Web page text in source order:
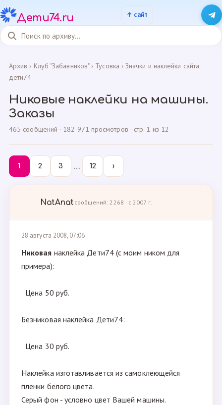
Дети74.ru
Архив › Клуб "Забавников"› Тусовка ›Значки и наклейки сайта
дети74
Никовые наклейки на машины.
Заказы
465 сообщений · 182 971 просмотров · стр. 1 из 12
1 2 3 … 12 ›
NatAnat сообщений: 2268 · с 2007 г.
28 августа 2008, 07:06
Никовая наклейка Дети74 (с моим ником для
примера):
Цена 50 руб.
Безниковая наклейка Дети74:
Цена 30 руб.
Наклейка изготавливается из самоклеющейся
пленки белого цвета.
Серый фон - условно цвет Вашей машины.